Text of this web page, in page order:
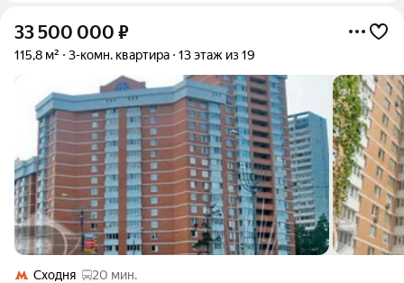
33 500 000 ₽
115,8 м² 3-комн. квартира 13 этаж из 19
Сходня
20 мин.